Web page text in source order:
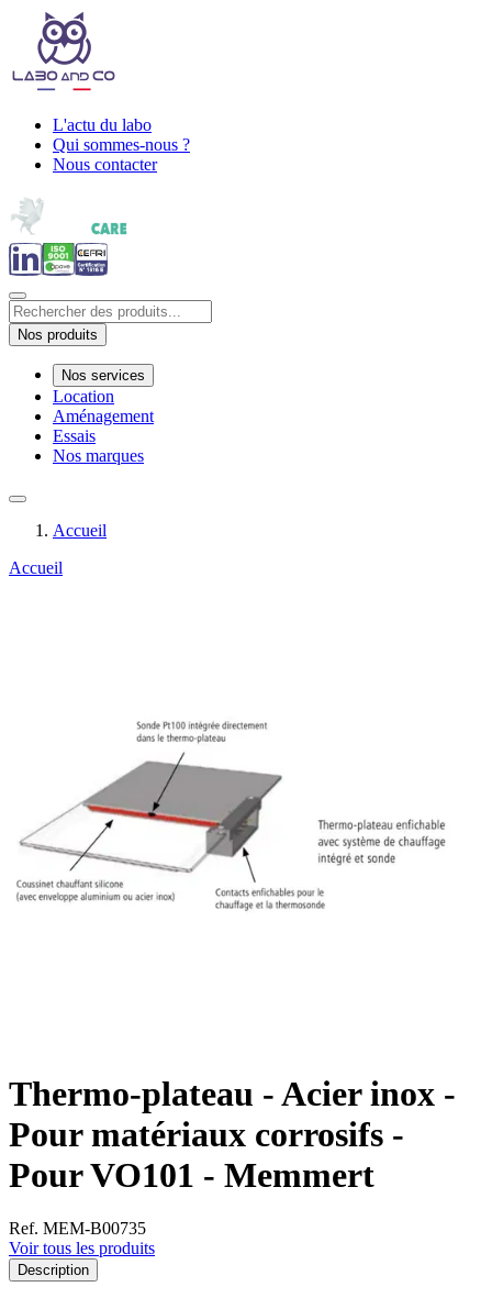
L'actu du labo
Qui sommes-nous ?
Nous contacter
Nos produits
Nos services
Location
Aménagement
Essais
Nos marques
Accueil
Accueil
Thermo-plateau - Acier inox -
Pour matériaux corrosifs -
Pour VO101 - Memmert
Ref. MEM-B00735
Voir tous les produits
Description